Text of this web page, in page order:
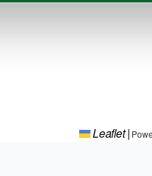
Leaflet|